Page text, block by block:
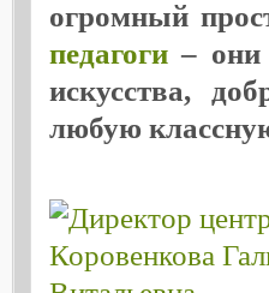
огромный
педагоги– они
искусства,
любую